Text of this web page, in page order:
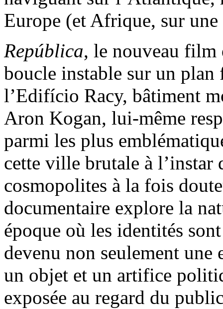
Europe (et Afrique, sur une
República, le nouveau film
boucle instable sur un plan
l’Edifício Racy, bâtiment
Aron Kogan, lui-même
parmi les plus
cette ville brutale à l’instar
cosmopolites à la fois
documentaire explore la
époque où les identités
devenu non seulement
un objet et un artifice
exposée au regard du